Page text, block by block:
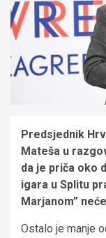
Predsjednik
Mateša u
da je priča oko
igara u Splitu
Marjanom”
Ostalo je manje